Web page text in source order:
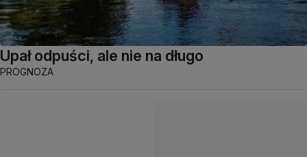
Upał odpuści, ale nie na długo
PROGNOZA